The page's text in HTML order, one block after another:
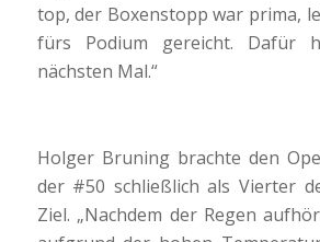
top, der Boxenstopp war prima,
fürs Podium gereicht. Dafür
nächsten Mal.“
Holger Bruning brachte den
der #50 schließlich als Vierter
Ziel. „Nachdem der Regen